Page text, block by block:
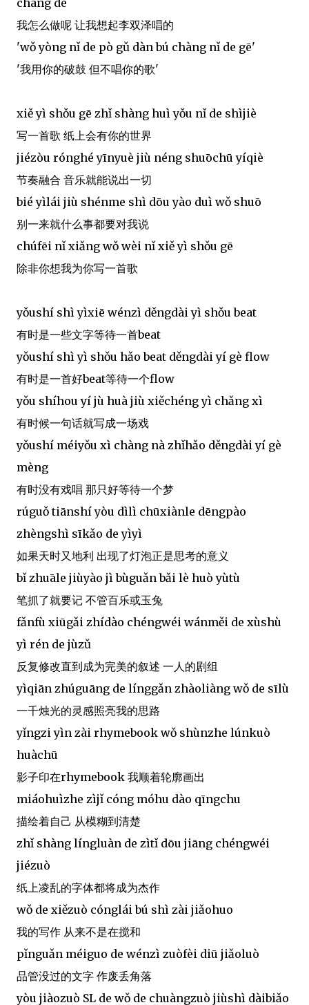
chàng de
我怎么做呢 让我想起李双泽唱的
'wǒ yòng nǐ de pò gǔ dàn bú chàng nǐ de gē'
'我用你的破鼓 但不唱你的歌'
xiě yì shǒu gē zhǐ shàng huì yǒu nǐ de shìjiè
写一首歌 纸上会有你的世界
jiézòu rónghé yīnyuè jiù néng shuōchū yíqiè
节奏融合 音乐就能说出一切
bié yìlái jiù shénme shì dōu yào duì wǒ shuō
别一来就什么事都要对我说
chúfēi nǐ xiǎng wǒ wèi nǐ xiě yì shǒu gē
除非你想我为你写一首歌
yǒushí shì yìxiē wénzì děngdài yì shǒu beat
有时是一些文字等待一首beat
yǒushí shì yì shǒu hǎo beat děngdài yí gè flow
有时是一首好beat等待一个flow
yǒu shíhou yí jù huà jiù xiěchéng yì chǎng xì
有时候一句话就写成一场戏
yǒushí méiyǒu xì chàng nà zhǐhǎo děngdài yí gè
mèng
有时没有戏唱 那只好等待一个梦
rúguǒ tiānshí yòu dìlì chūxiànle dēngpào
zhèngshì sīkǎo de yìyì
如果天时又地利 出现了灯泡正是思考的意义
bǐ zhuāle jiùyào jì bùguǎn bǎi lè huò yùtù
笔抓了就要记 不管百乐或玉兔
fǎnfù xiūgǎi zhídào chéngwéi wánměi de xùshù
yì rén de jùzǔ
反复修改直到成为完美的叙述 一人的剧组
yìqiān zhúguāng de línggǎn zhàoliàng wǒ de sīlù
一千烛光的灵感照亮我的思路
yǐngzi yìn zài rhymebook wǒ shùnzhe lúnkuò
huàchū
影子印在rhymebook 我顺着轮廓画出
miáohuìzhe zìjǐ cóng móhu dào qīngchu
描绘着自己 从模糊到清楚
zhǐ shàng língluàn de zìtǐ dōu jiāng chéngwéi
jiézuò
纸上凌乱的字体都将成为杰作
wǒ de xiězuò cónglái bú shì zài jiǎohuo
我的写作 从来不是在搅和
pǐnguǎn méiguo de wénzì zuòfèi diū jiǎoluò
品管没过的文字 作废丢角落
yòu jiàozuò SL de wǒ de chuàngzuò jiùshì dàibiǎo